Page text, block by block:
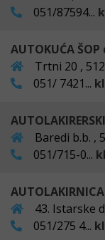
051/87594...
AUTOKUĆA ŠOP
Trtni 20 ,
051/ 7421...
Baredi b.b.
051/715-0...
43. Istarske
051/275 4...